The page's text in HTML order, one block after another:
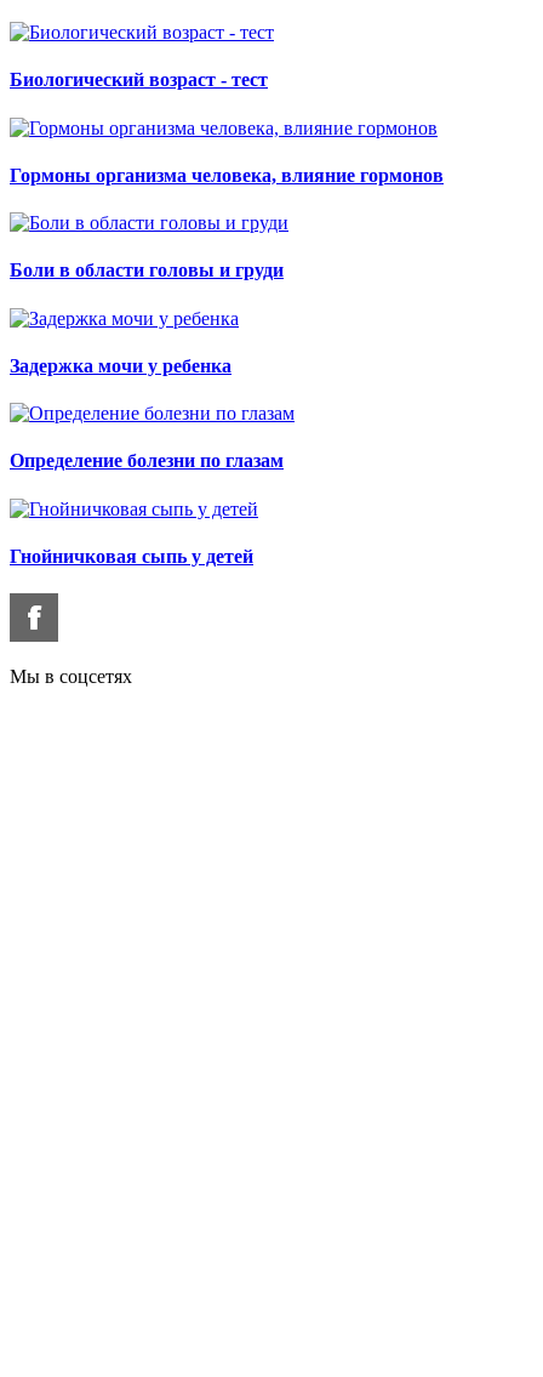
Биологический возраст - тест
Гормоны организма человека, влияние гормонов
Боли в области головы и груди
Задержка мочи у ребенка
Определение болезни по глазам
Гнойничковая сыпь у детей
Мы в соцсетях